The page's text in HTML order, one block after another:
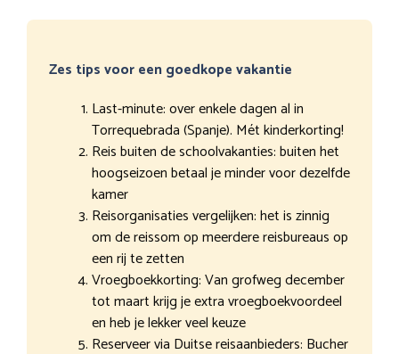
Zes tips voor een goedkope vakantie
Last-minute: over enkele dagen al in
Torrequebrada (Spanje). Mét kinderkorting!
Reis buiten de schoolvakanties: buiten het
hoogseizoen betaal je minder voor dezelfde
kamer
Reisorganisaties vergelijken: het is zinnig
om de reissom op meerdere reisbureaus op
een rij te zetten
Vroegboekkorting: Van grofweg december
tot maart krijg je extra vroegboekvoordeel
en heb je lekker veel keuze
Reserveer via Duitse reisaanbieders: Bucher